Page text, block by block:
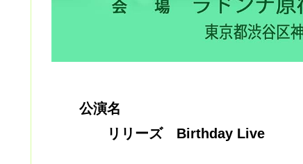
公演名
リリーズ Birthday Live